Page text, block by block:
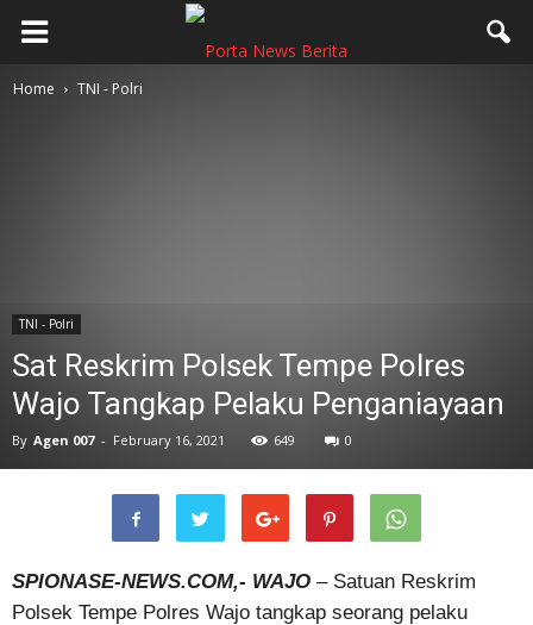
Home TNI - Polri
TNI - Polri
Sat Reskrim Polsek Tempe Polres
Wajo Tangkap Pelaku Penganiayaan
By Agen 007 - February 16, 2021 649 0
SPIONASE-NEWS.COM,- WAJO – Satuan Reskrim
Polsek Tempe Polres Wajo tangkap seorang pelaku